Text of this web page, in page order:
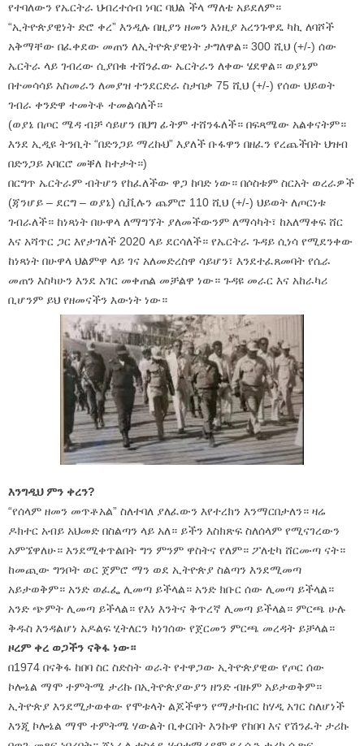
የተባለውን የኤርትራ ህብረተሰብ ነባር ባህል ችላ ማለቴ አይደለም።
“ኢትዮጵያዊነት ድሮ ቀረ” እንዲሉ በዚያን ዘመን እነዚያ አረንጉዋዴ ካኪ ለባሾች
አቅማቸው በፈቀደው መጠን ለኢትዮጵያዊነት ታግለዋል። 300 ሺህ (+/-) ሰው
ኤርትራ ላይ ገብረው ሲያበቁ ተሸንፈው ኤርትራን ለቀው ሄደዋል። ወያኔም
በተመሳሳይ አስመራን ለመያዝ ተንደርድራ ስታበቃ 75 ሺህ (+/-) የሰው ህይወት
ገብራ ቀንድዋ ተመትቶ ተመልሳለች።
(ወያኔ በጦር ሜዳ ብቻ ሳይሆን በህግ ፊትም ተሸንፋለች። በፍጻሜው አልቀናትም።
እንደ ኢዲዩ ትንቢት “በድንጋይ ማረኩህ” እያለች ቡፋዋን በዘፈን የረጨችበት ህዝብ
በድንጋይ አባርሮ መቐለ ከተታት።)
በርግጥ ኤርትራም ብትሆን የከፈለችው ዋጋ ከባድ ነው። በሶስቱም ስርአት ወረራዎች
(ጃንሆይ – ደርግ – ወያኔ) ሲቪሉን ጨምሮ 110 ሺህ (+/-) ህይወት ለጦርነቱ
ገብራለች። ከነጻነት በሁዋላ ለማግኘት ያለመችውንም ለማሳካት፣ ከአለማቀፍ ሸር
እና አሻጥር ጋር እየታገለች 2020 ላይ ደርሳለች። የኤርትራ ጉዳይ ሲነሳ የሚደንቀው
ከነጻነት በሁዋላ ህልምዋ ላይ ገና አለመድረስዋ ሳይሆን፣ እንደተፈጸመባት የሴራ
መጠን እስካሁን እንደ አገር መቀጠል መቻልዋ ነው። ጉዳዩ መራር እና አከራካሪ
ቢሆንም ይህ የዘመናችን እውነት ነው።
እንግዲህ ምን ቀረን?
“የሰላም ዘመን መጥቶአል” ስለተባለ ያለፈውን እየተረክን እንማርበታለን። ዛሬ
ዶክተር አብይ አህመድ በስልጣን ላይ አለ። ይችን እስክጽፍ ስለሰላም የሚናገረውን
አምኜዋለሁ። እንደሚቀጥልበት ግን ምንም ዋስትና የለም። ፖለቲካ ሸርሙጣ ናት።
ከመጪው ግንቦት ወር ጀምሮ ማን ወደ ኢትዮጵያ ስልጣን እንደሚመጣ
አይታወቅም። አንድ ወፈፌ ሊመጣ ይችላል። አንድ ክቡር ሰው ሊመጣ ይችላል።
አንድ ጭምት ሊመጣ ይችላል። የእነ እንትና ቅጥረኛ ሊመጣ ይችላል። ምርጫ ሁሉ
ቅዱስ እንዳልሆነ አዶልፍ ሂትለርን ካነገሰው የጀርመን ምርጫ መረዳት ይቻላል።
ዞረም ቀረ ወጋችን ናቅፋ ነው።
በ1974 በናቅፋ ከበባ ስር ስድስት ወራት የተዋጋው ኢትዮጵያዊው የጦር ሰው
ኮሎኔል ማሞ ተምትሜ ታሪኩ በኢትዮጵያውያን ዘንድ ብዙም አይታወቅም።
ኢትዮጵያ እንደሚታወቀው የሞቱላት ልጆችዋን የማታከብር ከሃዲ አገር ስለሆነች
እንጂ ኮሎኔል ማሞ ተምትሜ ሃውልት ቢቀርበት እንኩዋ የከበባ እና የሽንፈት ታሪኩ